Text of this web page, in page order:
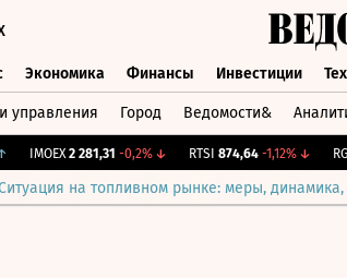
Экономика Финансы Инвестиции
управления Город Ведомости&
IMOEX 2 281,31 -0,2%↓ RTSI 874,64 -1,12%↓
на топливном рынке: меры, динамика,